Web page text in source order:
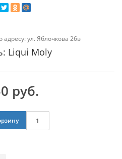
ул. Яблочкова 26в
Liqui Moly
руб.